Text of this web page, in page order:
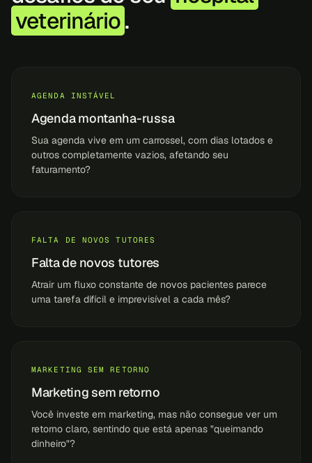
veterinário.
AGENDA INSTÁVEL
Agenda montanha-russa
Sua agenda vive em um carrossel, com dias lotados e
outros completamente vazios, afetando seu
faturamento?
FALTA DE NOVOS TUTORES
Falta de novos tutores
Atrair um fluxo constante de novos pacientes parece
uma tarefa difícil e imprevisível a cada mês?
MARKETING SEM RETORNO
Marketing sem retorno
Você investe em marketing, mas não consegue ver um
retorno claro, sentindo que está apenas "queimando
dinheiro"?